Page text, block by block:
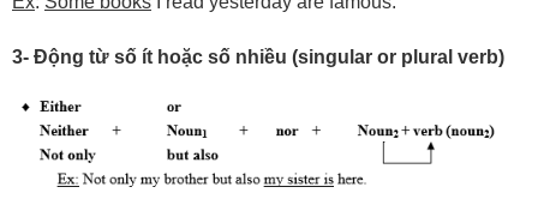
3- Động từ số ít hoặc số nhiều (singular or plural verb)